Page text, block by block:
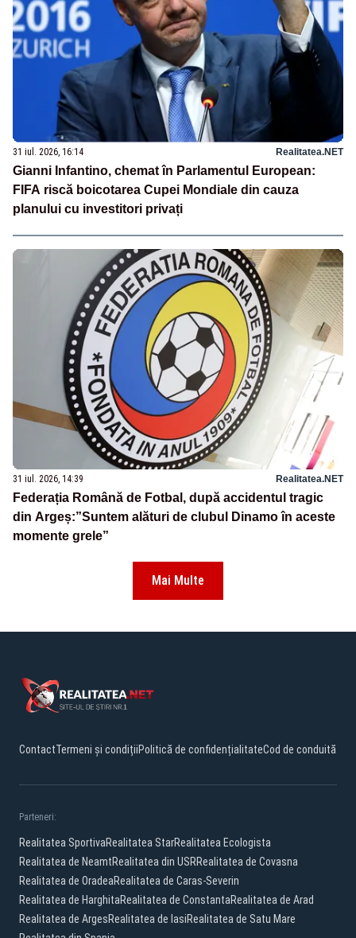
31 iul. 2026, 16:14 Realitatea.NET
Gianni Infantino, chemat în Parlamentul European:
FIFA riscă boicotarea Cupei Mondiale din cauza
planului cu investitori privați
31 iul. 2026, 14:39 Realitatea.NET
Federația Română de Fotbal, după accidentul tragic
din Argeș:”Suntem alături de clubul Dinamo în aceste
momente grele”
Mai Multe
ContactTermeni și condițiiPolitică de confidențialitateCod de conduită
Parteneri:
Realitatea SportivaRealitatea StarRealitatea Ecologista
Realitatea de NeamtRealitatea din USRRealitatea de Covasna
Realitatea de OradeaRealitatea de Caras-Severin
Realitatea de HarghitaRealitatea de ConstantaRealitatea de Arad
Realitatea de ArgesRealitatea de IasiRealitatea de Satu Mare